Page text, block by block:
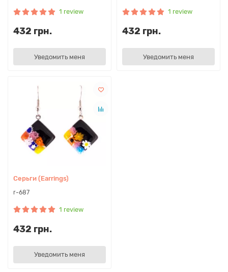
1 review
432 грн.
Уведомить меня
1 review
432 грн.
Уведомить меня
Серьги (Earrings)
r-687
1 review
432 грн.
Уведомить меня